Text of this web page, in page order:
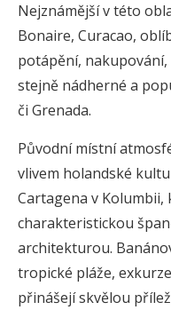
Nejznámější v této
Bonaire, Curacao,
potápění,
stejně nádherné a
či Grenada.
Původní místní
vlivem holandské
Cartagena v Kolumbii,
charakteristickou
architekturou.
tropické pláže,
přinášejí skvělou